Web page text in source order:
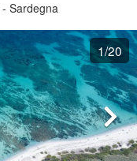
Sardegna
1/20